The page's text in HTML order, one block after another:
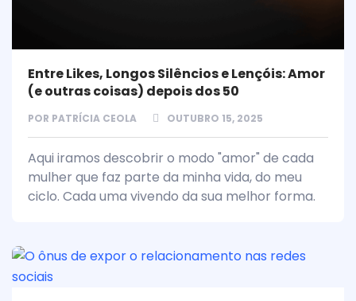
Entre Likes, Longos Silêncios e Lençóis: Amor
(e outras coisas) depois dos 50
POR PATRÍCIA CEOLA OUTUBRO 15, 2025
Aqui iramos descobrir o modo "amor" de cada
mulher que faz parte da minha vida, do meu
ciclo. Cada uma vivendo da sua melhor forma.